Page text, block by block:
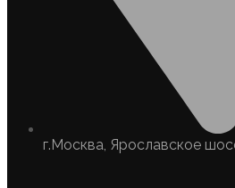
г.Москва, Ярославское